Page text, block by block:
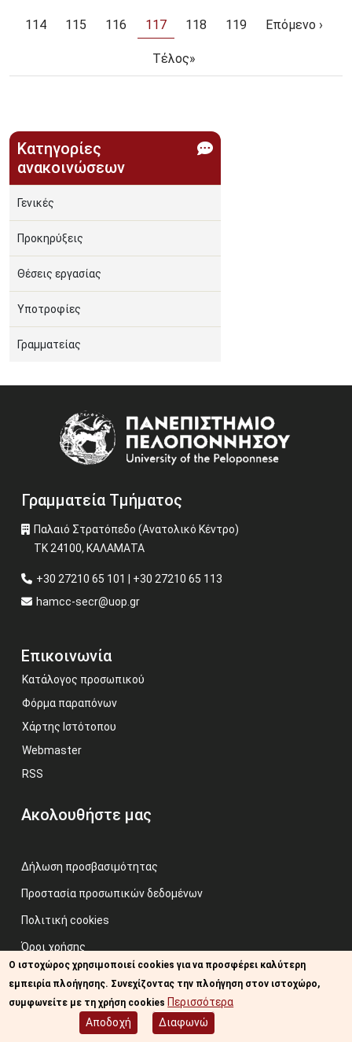
Page
114 Page
115 Page
116 Τρέχουσα σελίδα
117 Page
118 Page
119 Next page
Επόμενο ›
Last page
Τέλος»
Κατηγορίες
ανακοινώσεων
Γενικές
Προκηρύξεις
Θέσεις εργασίας
Υποτροφίες
Γραμματείας
Γραμματεία Τμήματος
Παλαιό Στρατόπεδο (Ανατολικό Κέντρο)
ΤΚ 24100, ΚΑΛΑΜΑΤΑ
+30 27210 65 101 | +30 27210 65 113
hamcc-secr@uop.gr
Επικοινωνία
Κατάλογος προσωπικού
Φόρμα παραπόνων
Χάρτης Ιστότοπου
Webmaster
RSS
Ακολουθήστε μας
Δήλωση προσβασιμότητας
Προστασία προσωπικών δεδομένων
Πολιτική cookies
Όροι χρήσης
Προηγούμενος ιστότοπος
Image credits: Some designed by Freepik
Ο ιστοχώρος χρησιμοποιεί cookies για να προσφέρει καλύτερη
εμπειρία πλοήγησης. Συνεχίζοντας την πλοήγηση στον ιστοχώρο,
συμφωνείτε με τη χρήση cookies Περισσότερα
Αποδοχή
Διαφωνώ